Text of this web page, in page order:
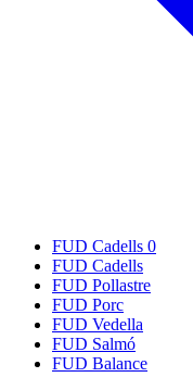
FUD Cadells 0
FUD Cadells
FUD Pollastre
FUD Porc
FUD Vedella
FUD Salmó
FUD Balance